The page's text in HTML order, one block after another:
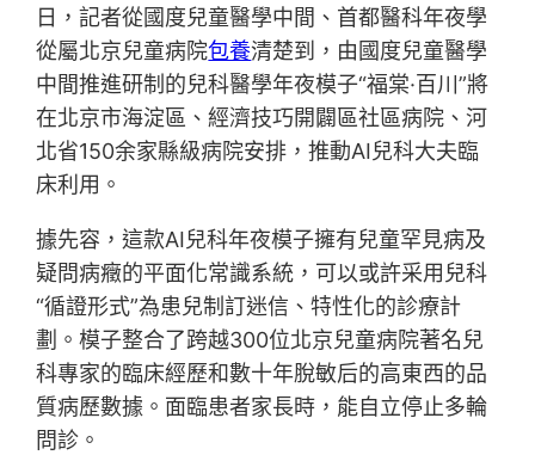
日，記者從國度兒童醫學中間、首都醫科年夜學
從屬北京兒童病院包養清楚到，由國度兒童醫學
中間推進研制的兒科醫學年夜模子“福棠·百川”將
在北京市海淀區、經濟技巧開闢區社區病院、河
北省150余家縣級病院安排，推動AI兒科大夫臨
床利用。
據先容，這款AI兒科年夜模子擁有兒童罕見病及
疑問病癥的平面化常識系統，可以或許采用兒科
“循證形式”為患兒制訂迷信、特性化的診療計
劃。模子整合了跨越300位北京兒童病院著名兒
科專家的臨床經歷和數十年脫敏后的高東西的品
質病歷數據。面臨患者家長時，能自立停止多輪
問診。